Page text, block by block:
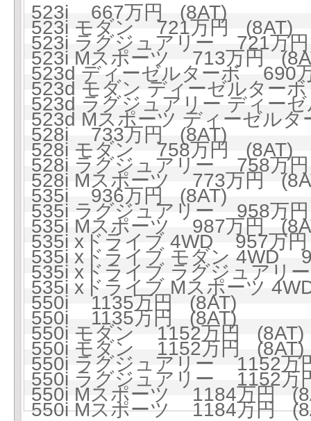
523i 667万円 (8AT)
523i モダン 721万円 (8AT)
523i ラグジュアリー 721万
523i Mスポーツ 713万円
523d ディーゼルターボ 690
523d モダン ディーゼルター
523d ラグジュアリー ディー
523d Mスポーツ ディーゼル
528i 733万円 (8AT)
528i モダン 758万円 (8AT)
528i ラグジュアリー 758万
528i Mスポーツ 773万円
535i 936万円 (8AT)
535i ラグジュアリー 958万
535i Mスポーツ 987万円
535i xドライブ 4WD 957万
535i xドライブ モダン 4WD
535i xドライブ ラグジュア
535i xドライブ Mスポーツ
550i 1135万円 (8AT)
550i 1135万円 (8AT)
550i モダン 1152万円 (8AT)
550i モダン 1152万円 (8AT)
550i ラグジュアリー 1152万
550i ラグジュアリー 1152万
550i Mスポーツ 1184万円
550i Mスポーツ 1184万円